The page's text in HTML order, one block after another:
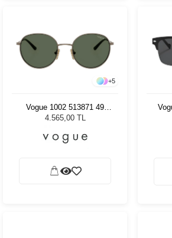
+5
Vogue 1002 513871 49
Çocuk Güneş Gözlüğü
4.565,00 TL